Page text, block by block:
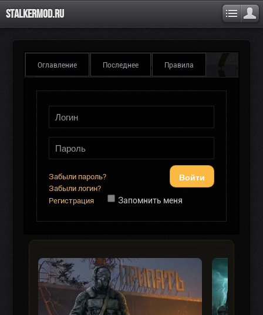
Stalkermod.ru
Оглавление Последнее Правила
Войти
Забыли пароль?
Забыли логин?
Регистрация
Запомнить меня